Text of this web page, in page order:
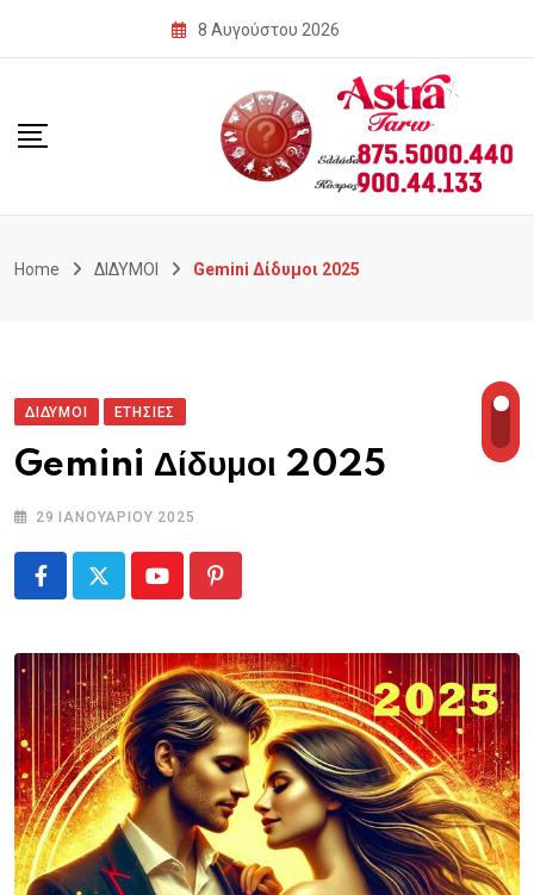
8 Αυγούστου 2026
Home ΔΙΔΥΜΟΙ Gemini Δίδυμοι 2025
ΔΙΔΥΜΟΙ ΕΤΗΣΙΕΣ
Gemini Δίδυμοι 2025
29 ΙΑΝΟΥΑΡΊΟΥ 2025
YoutubePinterest